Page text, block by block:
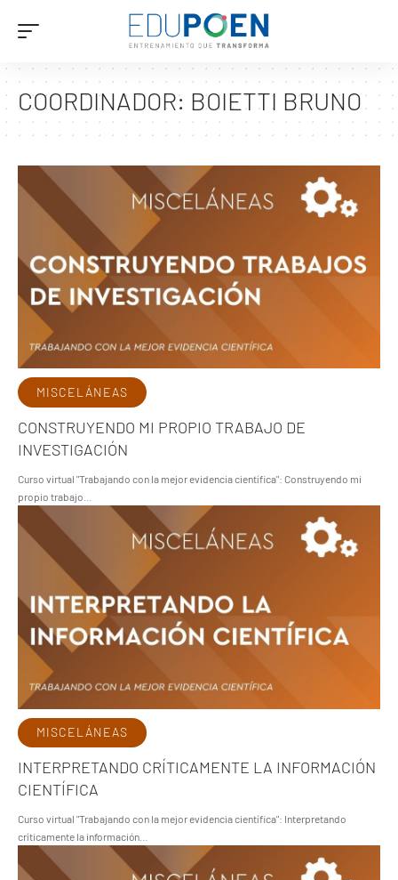
COORDINADOR: BOIETTI BRUNO
MISCELÁNEAS
CONSTRUYENDO MI PROPIO TRABAJO DE
INVESTIGACIÓN
Curso virtual "Trabajando con la mejor evidencia científica": Construyendo mi
propio trabajo…
MISCELÁNEAS
INTERPRETANDO CRÍTICAMENTE LA INFORMACIÓN
CIENTÍFICA
Curso virtual "Trabajando con la mejor evidencia científica": Interpretando
críticamente la información…